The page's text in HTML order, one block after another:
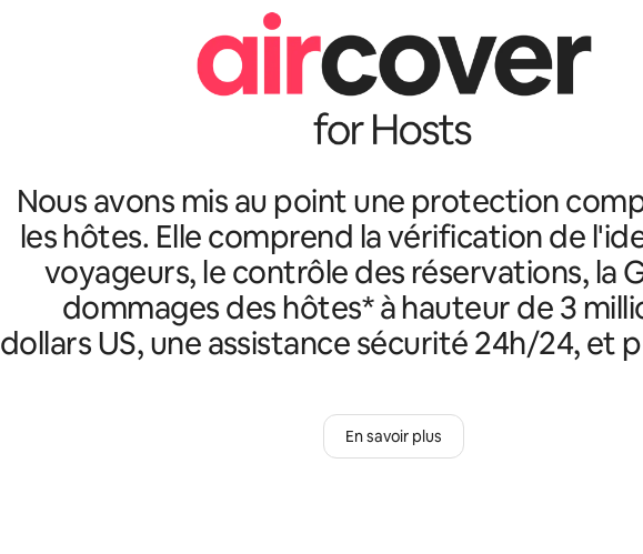
Nous avons mis au point une protection
les hôtes. Elle comprend la vérification de
voyageurs, le contrôle des réservations, la
dommages des hôtes* à hauteur de 3
dollars US, une assistance sécurité 24h/24, et
En savoir plus